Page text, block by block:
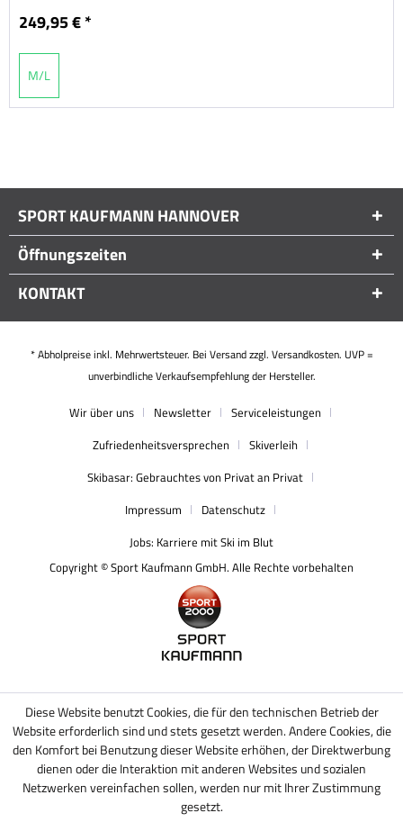
249,95 € *
M/L
SPORT KAUFMANN HANNOVER
Öffnungszeiten
KONTAKT
* Abholpreise inkl. Mehrwertsteuer. Bei Versand zzgl. Versandkosten. UVP =
unverbindliche Verkaufsempfehlung der Hersteller.
Wir über uns Newsletter
Serviceleistungen
Zufriedenheitsversprechen
Skiverleih
Skibasar: Gebrauchtes von Privat an Privat
Impressum
Datenschutz
Jobs: Karriere mit Ski im Blut
Copyright © Sport Kaufmann GmbH. Alle Rechte vorbehalten
Diese Website benutzt Cookies, die für den technischen Betrieb der
Website erforderlich sind und stets gesetzt werden. Andere Cookies, die
den Komfort bei Benutzung dieser Website erhöhen, der Direktwerbung
dienen oder die Interaktion mit anderen Websites und sozialen
Netzwerken vereinfachen sollen, werden nur mit Ihrer Zustimmung
gesetzt.